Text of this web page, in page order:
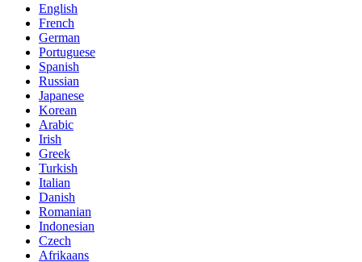
English
French
German
Portuguese
Spanish
Russian
Japanese
Korean
Arabic
Irish
Greek
Turkish
Italian
Danish
Romanian
Indonesian
Czech
Afrikaans